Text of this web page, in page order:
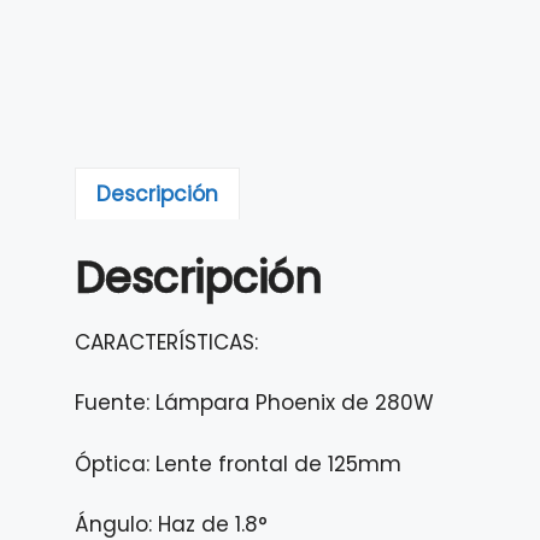
Descripción
Descripción
CARACTERÍSTICAS:
Fuente: Lámpara Phoenix de 280W
Óptica: Lente frontal de 125mm
Ángulo: Haz de 1.8°